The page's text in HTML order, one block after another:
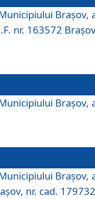
Braşov,
nr. 163572
Braşov,
Braşov,
nr. cad.